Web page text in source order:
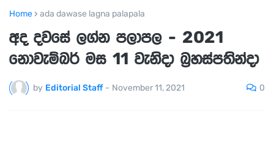
Home ada dawase lagna palapala
අද දවසේ ලග්න පලාපල - 2021
නොවැම්බර් මස 11 වැනිදා බ්‍රහස්පතින්දා
by Editorial Staff - November 11, 2021 0